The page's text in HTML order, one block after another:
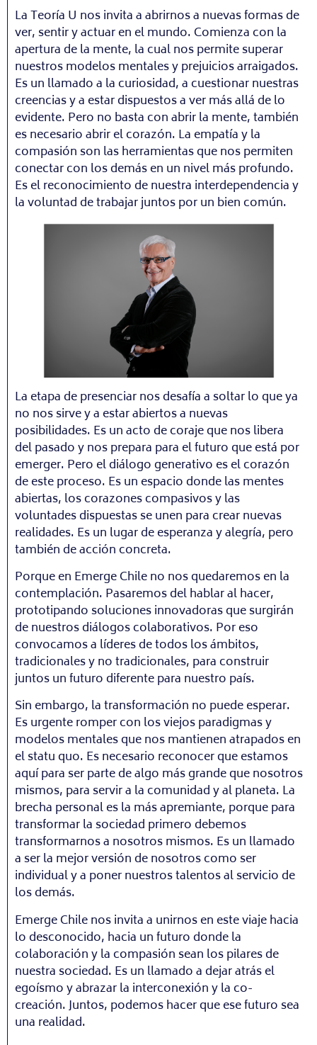
La Teoría U nos invita a abrirnos a nuevas formas de
ver, sentir y actuar en el mundo. Comienza con la
apertura de la mente, la cual nos permite superar
nuestros modelos mentales y prejuicios arraigados.
Es un llamado a la curiosidad, a cuestionar nuestras
creencias y a estar dispuestos a ver más allá de lo
evidente. Pero no basta con abrir la mente, también
es necesario abrir el corazón. La empatía y la
compasión son las herramientas que nos permiten
conectar con los demás en un nivel más profundo.
Es el reconocimiento de nuestra interdependencia y
la voluntad de trabajar juntos por un bien común.
La etapa de presenciar nos desafía a soltar lo que ya
no nos sirve y a estar abiertos a nuevas
posibilidades. Es un acto de coraje que nos libera
del pasado y nos prepara para el futuro que está por
emerger. Pero el diálogo generativo es el corazón
de este proceso. Es un espacio donde las mentes
abiertas, los corazones compasivos y las
voluntades dispuestas se unen para crear nuevas
realidades. Es un lugar de esperanza y alegría, pero
también de acción concreta.
Porque en Emerge Chile no nos quedaremos en la
contemplación. Pasaremos del hablar al hacer,
prototipando soluciones innovadoras que surgirán
de nuestros diálogos colaborativos. Por eso
convocamos a líderes de todos los ámbitos,
tradicionales y no tradicionales, para construir
juntos un futuro diferente para nuestro país.
Sin embargo, la transformación no puede esperar.
Es urgente romper con los viejos paradigmas y
modelos mentales que nos mantienen atrapados en
el statu quo. Es necesario reconocer que estamos
aquí para ser parte de algo más grande que nosotros
mismos, para servir a la comunidad y al planeta. La
brecha personal es la más apremiante, porque para
transformar la sociedad primero debemos
transformarnos a nosotros mismos. Es un llamado
a ser la mejor versión de nosotros como ser
individual y a poner nuestros talentos al servicio de
los demás.
Emerge Chile nos invita a unirnos en este viaje hacia
lo desconocido, hacia un futuro donde la
colaboración y la compasión sean los pilares de
nuestra sociedad. Es un llamado a dejar atrás el
egoísmo y abrazar la interconexión y la co-
creación. Juntos, podemos hacer que ese futuro sea
una realidad.